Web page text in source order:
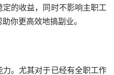
的收益，同时不影响主职工
你更高效地搞副业。
。尤其对于已经有全职工作